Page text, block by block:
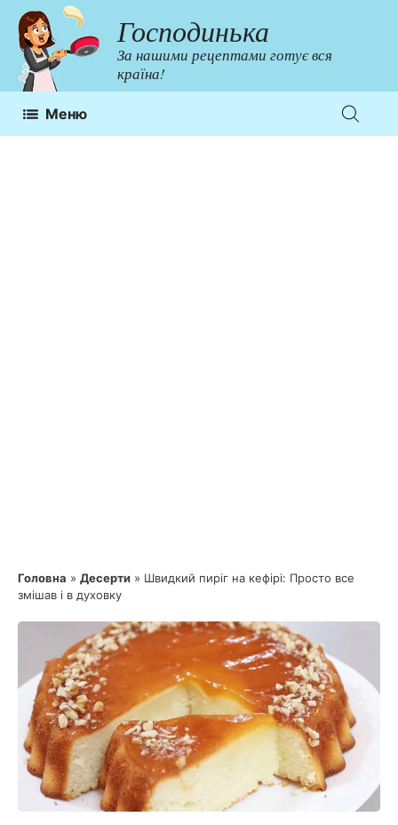
Перейти
до
контенту
Господинька
За нашими рецептами готує вся
країна!
Меню
Головна » Десерти » Швидкий пиріг на кефірі: Просто все
змішав і в духовку